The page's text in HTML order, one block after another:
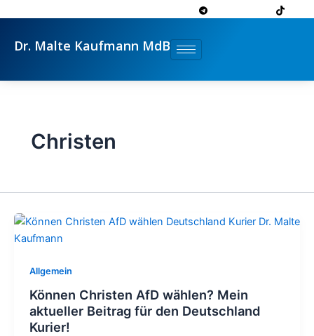
springen
Dr. Malte Kaufmann MdB
Christen
Allgemein
Können Christen AfD wählen? Mein
aktueller Beitrag für den Deutschland
Kurier!